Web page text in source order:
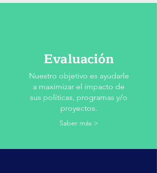
Evaluación
Nuestro objetivo es ayudarle
a maximizar el impacto de
sus políticas, programas y/o
proyectos.
Saber más >